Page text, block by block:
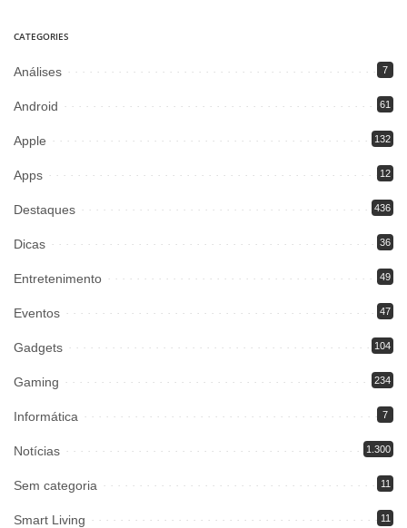
CATEGORIES
Análises 7
Android 61
Apple 132
Apps 12
Destaques 436
Dicas 36
Entretenimento 49
Eventos 47
Gadgets 104
Gaming 234
Informática 7
Notícias 1.300
Sem categoria 11
Smart Living 11